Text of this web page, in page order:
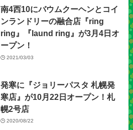
南4西10にバウムクーヘンとコイ
ンランドリーの融合店『ring
ring』『laund ring』が3月4日オ
ープン！
2021/03/03
発寒に『ジョリーパスタ 札幌発
寒店』が10月22日オープン！札
幌2号店
2020/08/22